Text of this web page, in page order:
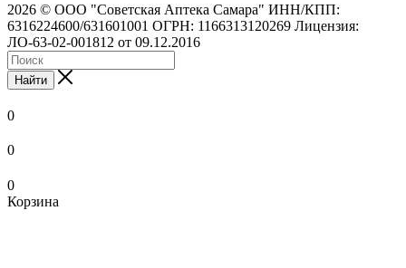
2026 © ООО "Советская Аптека Самара" ИНН/КПП:
6316224600/631601001 ОГРН: 1166313120269 Лицензия:
ЛО-63-02-001812 от 09.12.2016
Найти
0
0
0
Корзина